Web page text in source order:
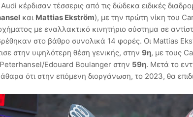
κέρδισαν τέσσερις από τις δώδεκα ειδικές
και Mattias Ekström), με την πρώτη νίκη του
με εναλλακτικό κινητήριο σύστημα σε
βρέθηκαν στο βάθρο συνολικά 14 φορές. Οι Mattias
στην υψηλότερη θέση γενικής, στην 9η, με τους
Edouard Boulanger στην 59η. Μετά το
ότι στην επόμενη διοργάνωση, το 2023, θα